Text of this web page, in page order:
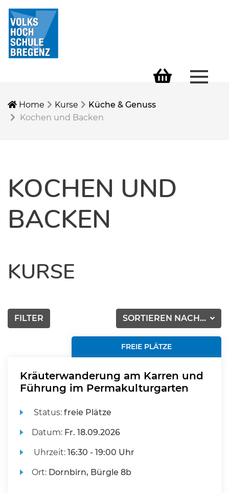
Home Kurse
Küche & Genuss
Kochen und Backen
KOCHEN UND
BACKEN
KURSE
SORTIEREN NACH...
FILTER
FREIE PLÄTZE
Kräuterwanderung am Karren und
Führung im Permakulturgarten
Status:freie Plätze
Datum: Fr. 18.09.2026
Uhrzeit:16:30 - 19:00 Uhr
Ort: Dornbirn, Bürgle 8b